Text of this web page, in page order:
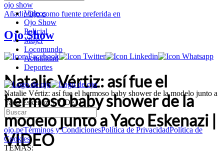
Videos
Ojo Show
Policial
Mujer
Locomundo
Actualidad
Deportes
Natalie Vértiz: así fue el hermoso baby shower de la modelo junto a
Yaco Eskenazi | VIDEO
ojo.peTérminos y CondicionesPolítica de PrivacidadPolítica de
Cookies
TEMAS:
ojo show
AñadirOjocomo fuente preferida en
Ojo Show
Natalie Vértiz: así fue el
hermoso baby shower de la
modelo junto a Yaco Eskenazi |
VIDEO